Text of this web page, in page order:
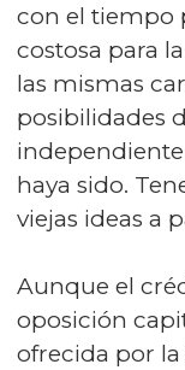
con el tiempo
costosa para
las mismas
posibilidades
haya sido.
viejas ideas a
Aunque el
oposición
ofrecida por